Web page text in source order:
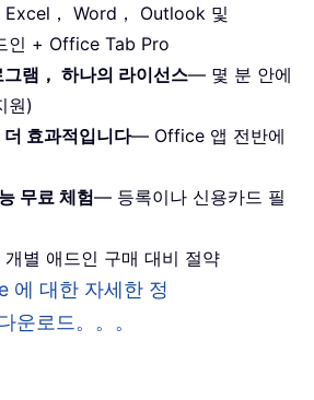
， Word， Outlook 및
인 + Office Tab Pro
램， 하나의 라이선스— 몇 분 안에
원)
효과적입니다— Office 앱 전반에
무료 체험— 등록이나 신용카드 필
별 애드인 구매 대비 절약
에 대한 자세한 정
운로드。。。